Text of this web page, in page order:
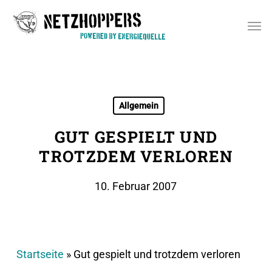
Allgemein
GUT GESPIELT UND
TROTZDEM VERLOREN
10. Februar 2007
Startseite » Gut gespielt und trotzdem verloren